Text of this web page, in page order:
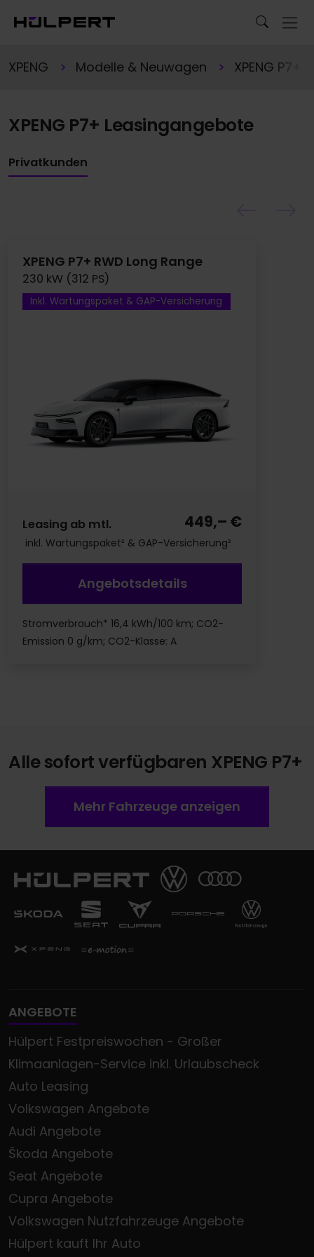
XPENG Modelle & Neuwagen XPENG P7+
XPENG P7+ Leasingangebote
Privatkunden
XPENG P7+ RWD Long Range
230 kW (312 PS)
Inkl. Wartungspaket & GAP-Versicherung
Leasing ab mtl. 449,– €
inkl. Wartungspaket² & GAP-Versicherung²
Angebotsdetails
Stromverbrauch* 16,4 kWh/100 km; CO2-
Emission 0 g/km; CO2-Klasse: A
Alle sofort verfügbaren XPENG P7+
Mehr Fahrzeuge anzeigen
ANGEBOTE
Hülpert Festpreiswochen - Großer
Klimaanlagen-Service inkl. Urlaubscheck
Auto Leasing
Volkswagen Angebote
Audi Angebote
Škoda Angebote
Seat Angebote
Cupra Angebote
Volkswagen Nutzfahrzeuge Angebote
Hülpert kauft Ihr Auto